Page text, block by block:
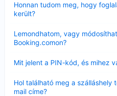
Honnan tudom meg, hogy
került?
Lemondhatom, vagy
Booking.comon?
Mit jelent a PIN-kód, és mihez
Hol található meg a szálláshely
mail címe?